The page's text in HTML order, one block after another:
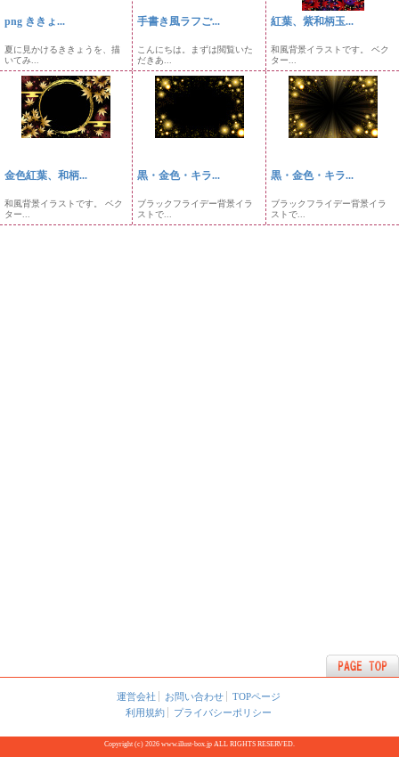
png ききょ...
夏に見かけるききょうを、描
いてみ...
手書き風ラフご...
こんにちは。まずは閲覧いた
だきあ...
紅葉、紫和柄玉...
和風背景イラストです。 ベク
ター...
金色紅葉、和柄...
和風背景イラストです。 ベク
ター...
黒・金色・キラ...
ブラックフライデー背景イラ
ストで...
黒・金色・キラ...
ブラックフライデー背景イラ
ストで...
運営会社 お問い合わせ
TOPページ
利用規約
プライバシーポリシー
Copyright (c) 2026 www.illust-box.jp ALL RIGHTS RESERVED.